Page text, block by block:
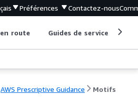
Préférences Contactez-nous
route Guides de service
AWS Prescriptive Guidance Motifs